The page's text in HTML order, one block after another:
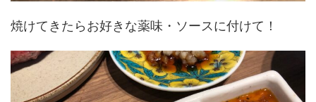
焼けてきたらお好きな薬味・ソースに付けて！